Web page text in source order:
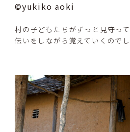
©yukiko aoki
村の子どもたちがずっと見守っ
伝いをしながら覚えていくのでし